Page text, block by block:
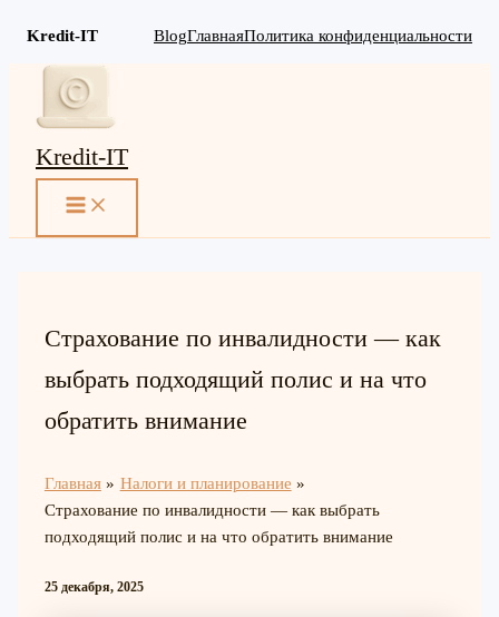
Kredit-IT BlogГлавнаяПолитика конфиденциальности
Перейти
содержимому
Kredit-IT
MAIN
Страхование по инвалидности — как
выбрать подходящий полис и на что
обратить внимание
Главная
Налоги и планирование
Страхование по инвалидности — как выбрать
подходящий полис и на что обратить внимание
25 декабря, 2025